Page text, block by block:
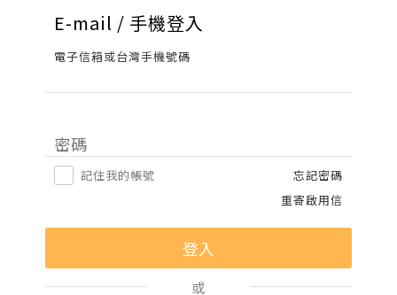
E-mail / 手機登入
電子信箱或台灣手機號碼
密碼
記住我的帳號
忘記密碼
重寄啟用信
或